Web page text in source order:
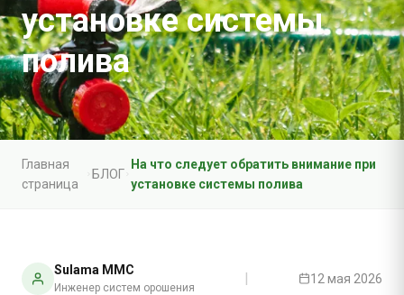
установке системы
полива
Главная
страница
БЛОГ
На что следует обратить внимание при
установке системы полива
Sulama MMC
Инженер систем орошения
| 12 мая 2026